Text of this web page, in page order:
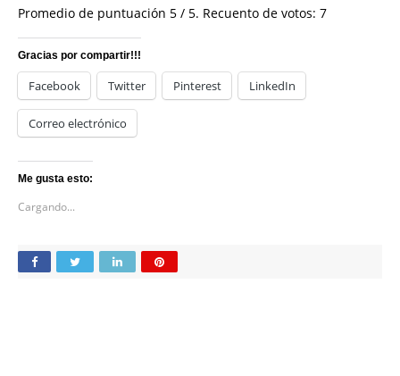
Promedio de puntuación 5 / 5. Recuento de votos: 7
Gracias por compartir!!!
Facebook Twitter Pinterest LinkedIn
Correo electrónico
Me gusta esto:
Cargando...